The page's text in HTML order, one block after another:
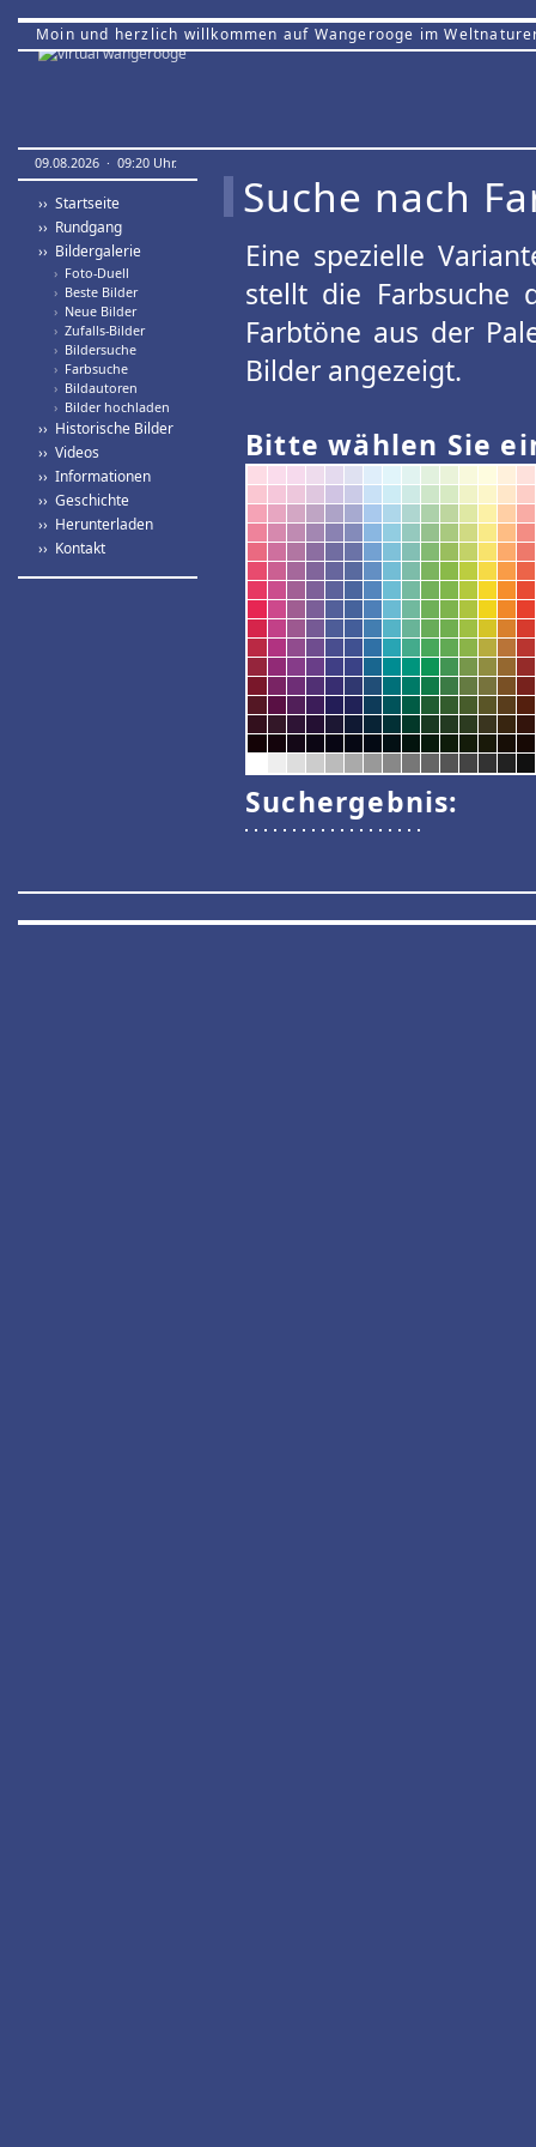
Moin und herzlich willkommen auf Wangerooge im
09.08.2026 · 09:20 Uhr.
›› Startseite
›› Rundgang
›› Bildergalerie
› Foto-Duell
› Beste Bilder
› Neue Bilder
› Zufalls-Bilder
› Bildersuche
› Farbsuche
› Bildautoren
› Bilder hochladen
›› Historische Bilder
›› Videos
›› Informationen
›› Geschichte
›› Herunterladen
›› Kontakt
Suche nach
Eine spezielle
stellt die Farbsuche
Farbtöne aus der
Bilder angezeigt.
Bitte wählen Sie
Suchergebnis: